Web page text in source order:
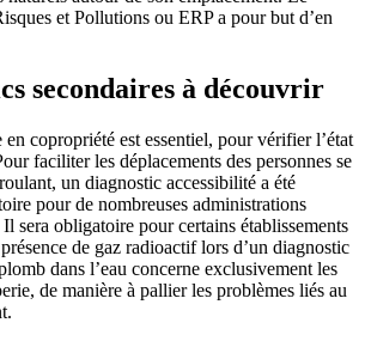
et Pollutions ou ERP a pour but d’en
secondaires à découvrir
copropriété est essentiel, pour vérifier l’état
faciliter les déplacements des personnes se
un diagnostic accessibilité a été
pour de nombreuses administrations
sera obligatoire pour certains établissements
de gaz radioactif lors d’un diagnostic
dans l’eau concerne exclusivement les
de manière à pallier les problèmes liés au